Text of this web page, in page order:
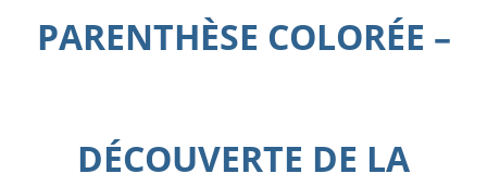
PARENTHÈSE COLORÉE –
DÉCOUVERTE DE LA